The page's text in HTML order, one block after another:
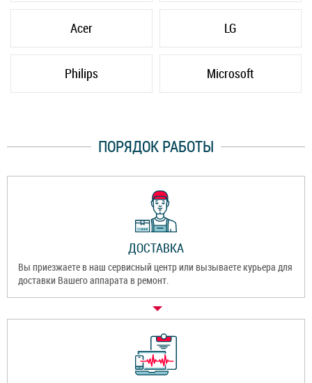
Acer LG
Philips Microsoft
ПОРЯДОК РАБОТЫ
ДОСТАВКА
Вы приезжаете в наш сервисный центр или вызываете курьера для
доставки Вашего аппарата в ремонт.